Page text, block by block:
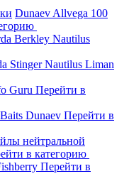
Dunaev Allvega 100
Berkley Nautilus
StingerNautilus Liman
Guru Перейти в
Dunaev Перейти в
нейтральной
в категорию
Перейти в